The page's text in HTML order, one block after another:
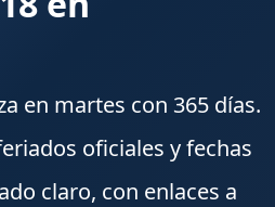
en martes con 365 días.
oficiales y fechas
claro, con enlaces a